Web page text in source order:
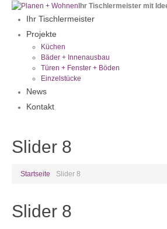
Ihr Tischlermeister mit
Ihr Tischlermeister
Projekte
Küchen
Bäder + Innenausbau
Türen + Fenster + Böden
Einzelstücke
News
Kontakt
Slider 8
Startseite Slider 8
Slider 8